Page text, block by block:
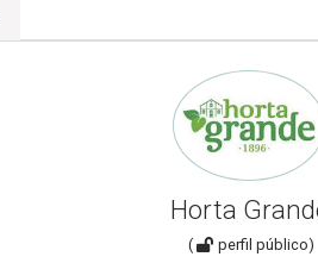
Horta
( perfil público)